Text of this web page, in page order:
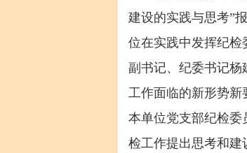
建设的实践与思考”
位在实践中发挥纪
副书记、纪委书记杨
工作面临的新形势
本单位党支部纪检
检工作提出思考和建